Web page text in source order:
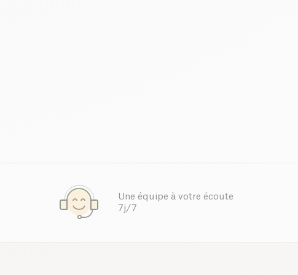
Une équipe à votre écoute
7j/7